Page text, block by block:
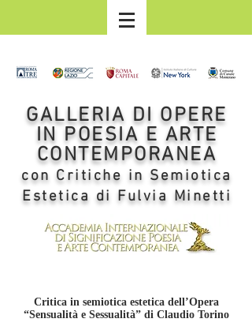
GALLERIA DI OPERE
IN POESIA E ARTE
CONTEMPORANEA
con Critiche in Semiotica
Estetica di Fulvia Minetti
Critica in semiotica estetica dell’Opera
“Sensualità e Sessualità” di Claudio Torino